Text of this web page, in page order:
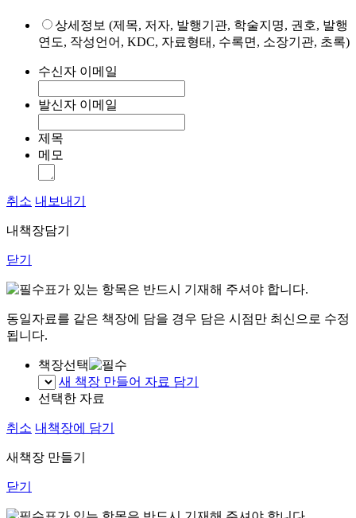
상세정보 (제목, 저자, 발행기관, 학술지명, 권호, 발행
연도, 작성언어, KDC, 자료형태, 수록면, 소장기관, 초록)
수신자 이메일
발신자 이메일
제목
메모
취소 내보내기
내책장담기
닫기
표가 있는 항목은 반드시 기재해 주셔야 합니다.
동일자료를 같은 책장에 담을 경우 담은 시점만 최신으로 수정
됩니다.
책장선택
새 책장 만들어 자료 담기
선택한 자료
취소 내책장에 담기
새책장 만들기
닫기